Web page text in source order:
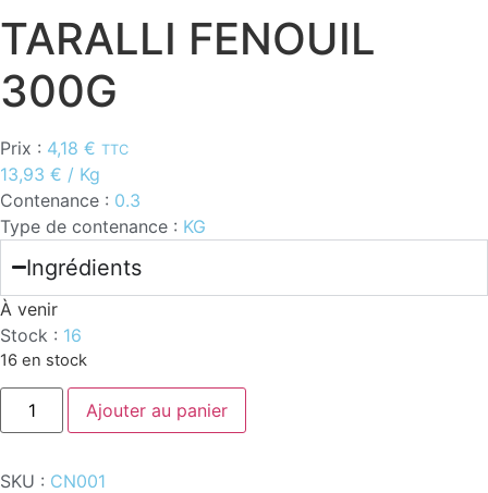
TARALLI FENOUIL
300G
Prix : 4,18 € TTC
13,93 € / Kg
Contenance : 0.3
Type de contenance : KG
Ingrédients
À venir
Stock : 16
16 en stock
quantité
TARALLI
Ajouter au panier
SKU : CN001